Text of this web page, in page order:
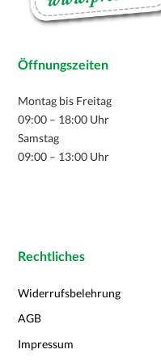
Öffnungszeiten
Montag bis Freitag
09:00 – 18:00 Uhr
Samstag
09:00 – 13:00 Uhr
Rechtliches
Widerrufsbelehrung
AGB
Impressum